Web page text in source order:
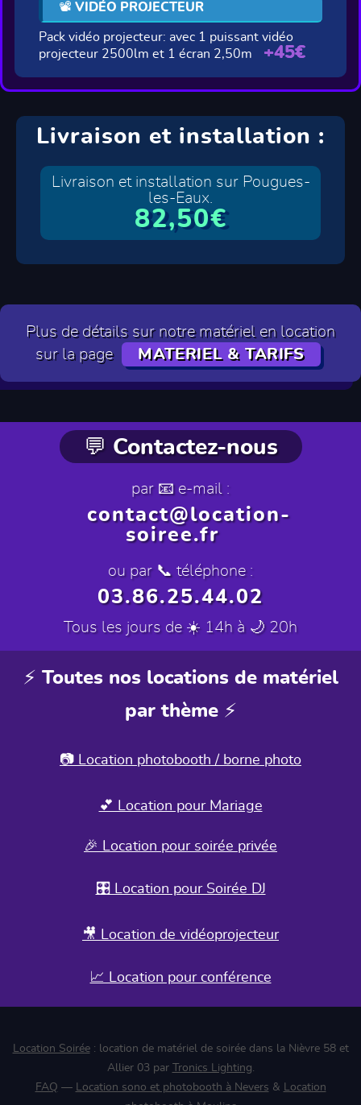
📽️ VIDÉO PROJECTEUR
Pack vidéo projecteur: avec 1 puissant vidéo
projecteur 2500lm et 1 écran 2,50m
+45€
Livraison et installation :
Livraison et installation sur Pougues-
les-Eaux.
82,50€
Plus de détails sur notre matériel en location
sur la page
MATERIEL & TARIFS
💬 Contactez-nous
par 📧 e-mail :
contact@location-
soiree.fr
ou par 📞 téléphone :
03.86.25.44.02
Tous les jours de ☀️ 14h à 🌙 20h
⚡ Toutes nos locations de matériel
par thème ⚡
📷 Location photobooth / borne photo
💕 Location pour Mariage
🎉 Location pour soirée privée
🎛️ Location pour Soirée DJ
🎥 Location de vidéoprojecteur
📈 Location pour conférence
Location Soirée: location de matériel de soirée dans la Nièvre 58 et
Allier 03 par
Tronics Lighting.
FAQ — Location sono et photobooth à Nevers & Location